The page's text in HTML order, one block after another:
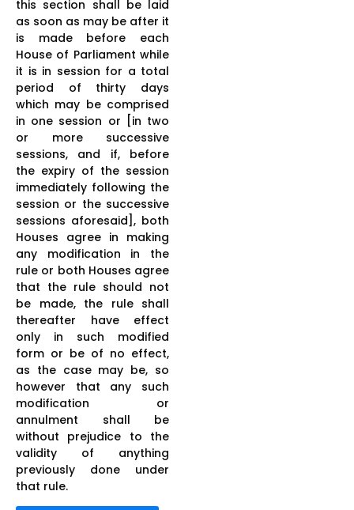
this section shall be laid
as soon as may be after it
is made before each
House of Parliament while
it is in session for a total
period of thirty days
which may be comprised
in one session or [in two
or more successive
sessions, and if, before
the expiry of the session
immediately following the
session or the successive
sessions aforesaid], both
Houses agree in making
any modification in the
rule or both Houses agree
that the rule should not
be made, the rule shall
thereafter have effect
only in such modified
form or be of no effect,
as the case may be, so
however that any such
modification or
annulment shall be
without prejudice to the
validity of anything
previously done under
that rule.